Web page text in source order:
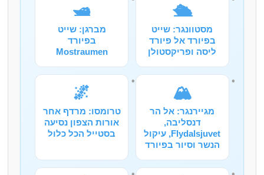
🛳️
מסטוונגר: שייט
בפיורד אל פיורד
ליסה ופריקסטולן
🛥️
מברגן: שייט
בפיורד
Mostraumen
🏔️
מגיירנגר: אל הר
דנסליבה,
Flydalsjuvet, עיקול
הנשר וסיור בפיורד
🌌
טרומסו: מרדף אחר
אורות הצפון נסיעה
בסטייל הכל כלול